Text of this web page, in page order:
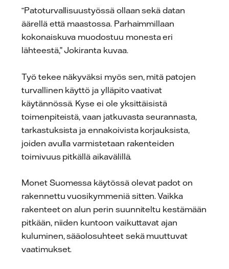
“Patoturvallisuustyössä ollaan sekä datan
äärellä että maastossa. Parhaimmillaan
kokonaiskuva muodostuu monesta eri
lähteestä,” Jokiranta kuvaa.
Työ tekee näkyväksi myös sen, mitä patojen
turvallinen käyttö ja ylläpito vaativat
käytännössä. Kyse ei ole yksittäisistä
toimenpiteistä, vaan jatkuvasta seurannasta,
tarkastuksista ja ennakoivista korjauksista,
joiden avulla varmistetaan rakenteiden
toimivuus pitkällä aikavälillä.
Monet Suomessa käytössä olevat padot on
rakennettu vuosikymmeniä sitten. Vaikka
rakenteet on alun perin suunniteltu kestämään
pitkään, niiden kuntoon vaikuttavat ajan
kuluminen, sääolosuhteet sekä muuttuvat
vaatimukset.